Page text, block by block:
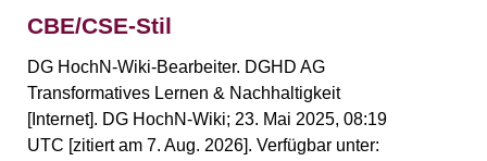
CBE/CSE-Stil
DG HochN-Wiki-Bearbeiter. DGHD AG
Transformatives Lernen & Nachhaltigkeit
[Internet]. DG HochN-Wiki; 23. Mai 2025, 08:19
UTC [zitiert am 7. Aug. 2026]. Verfügbar unter: